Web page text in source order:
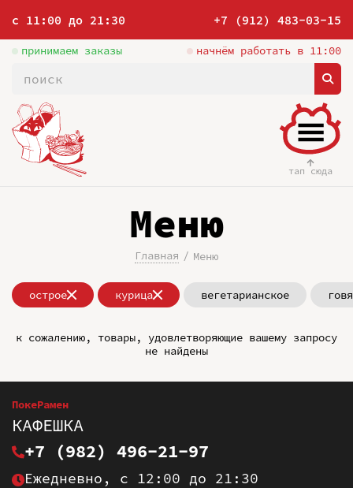
с 11:00 до 21:30 +7 (912) 483-03-15
принимаем заказы начнём работать в 11:00
тап сюда
Меню
Главная Меню
острое курица вегетарианское
к сожалению, товары, удовлетворяющие вашему запросу
не найдены
ПокеРамен
КАФЕШКА
+7 (982) 496-21-97
Ежедневно, с 12:00 до 21:30